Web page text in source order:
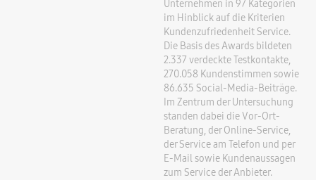
Unternehmen in 97 Kategorien
im Hinblick auf die Kriterien
Kundenzufriedenheit Service.
Die Basis des Awards bildeten
2.337 verdeckte Testkontakte,
270.058 Kundenstimmen sowie
86.635 Social-Media-Beiträge.
Im Zentrum der Untersuchung
standen dabei die Vor-Ort-
Beratung, der Online-Service,
der Service am Telefon und per
E-Mail sowie Kundenaussagen
zum Service der Anbieter.